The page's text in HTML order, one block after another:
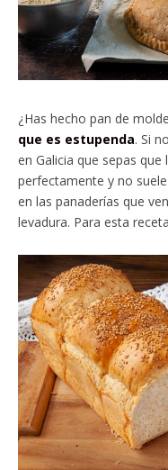
¿Has hecho pan de
que es estupenda. Si
en Galicia que sepas que
perfectamente y no
en las panaderías que
levadura. Para esta